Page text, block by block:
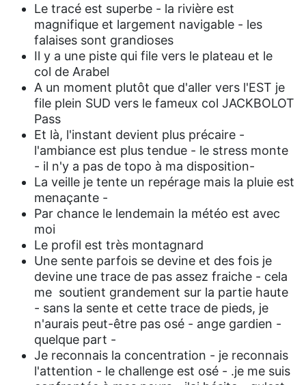
Le tracé est superbe - la rivière est
magnifique et largement navigable - les
falaises sont grandioses
Il y a une piste qui file vers le plateau et le
col de Arabel
A un moment plutôt que d'aller vers l'EST je
file plein SUD vers le fameux col JACKBOLOT
Pass
Et là, l'instant devient plus précaire -
l'ambiance est plus tendue - le stress monte
- il n'y a pas de topo à ma disposition-
La veille je tente un repérage mais la pluie est
menaçante -
Par chance le lendemain la météo est avec
moi
Le profil est très montagnard
Une sente parfois se devine et des fois je
devine une trace de pas assez fraiche - cela
me soutient grandement sur la partie haute
- sans la sente et cette trace de pieds, je
n'aurais peut-être pas osé - ange gardien -
quelque part -
Je reconnais la concentration - je reconnais
l'attention - le challenge est osé - .je me suis